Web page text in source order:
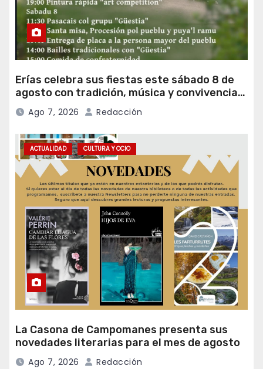
Erías celebra sus fiestas este sábado 8 de
agosto con tradición, música y convivencia
vecinal
Ago 7, 2026 Redacción
ACTUALIDAD CULTURA Y OCIO
La Casona de Campomanes presenta sus
novedades literarias para el mes de agosto
Ago 7, 2026 Redacción